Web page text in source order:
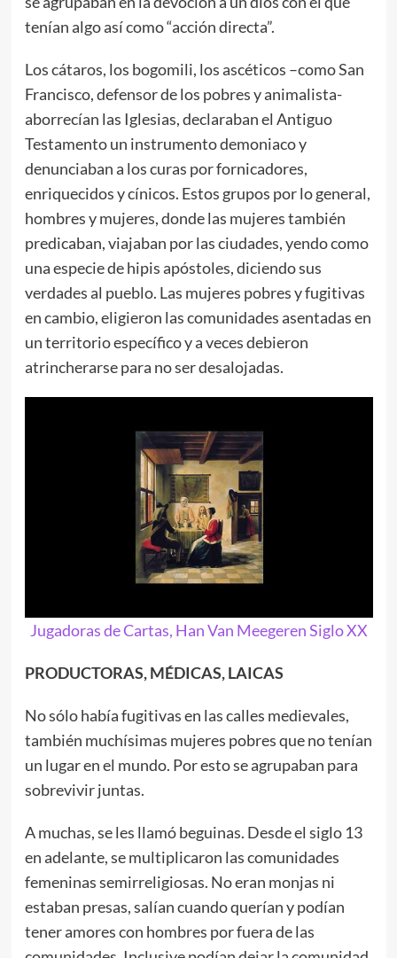
tenían algo así como “acción directa”.
Los cátaros, los bogomili, los ascéticos –como San
Francisco, defensor de los pobres y animalista-
aborrecían las Iglesias, declaraban el Antiguo
Testamento un instrumento demoniaco y
denunciaban a los curas por fornicadores,
enriquecidos y cínicos. Estos grupos por lo general,
hombres y mujeres, donde las mujeres también
predicaban, viajaban por las ciudades, yendo como
una especie de hipis apóstoles, diciendo sus
verdades al pueblo. Las mujeres pobres y fugitivas
en cambio, eligieron las comunidades asentadas en
un territorio específico y a veces debieron
atrincherarse para no ser desalojadas.
Jugadoras de Cartas, Han Van Meegeren Siglo XX
PRODUCTORAS, MÉDICAS, LAICAS
No sólo había fugitivas en las calles medievales,
también muchísimas mujeres pobres que no tenían
un lugar en el mundo. Por esto se agrupaban para
sobrevivir juntas.
A muchas, se les llamó beguinas. Desde el siglo 13
en adelante, se multiplicaron las comunidades
femeninas semirreligiosas. No eran monjas ni
estaban presas, salían cuando querían y podían
tener amores con hombres por fuera de las